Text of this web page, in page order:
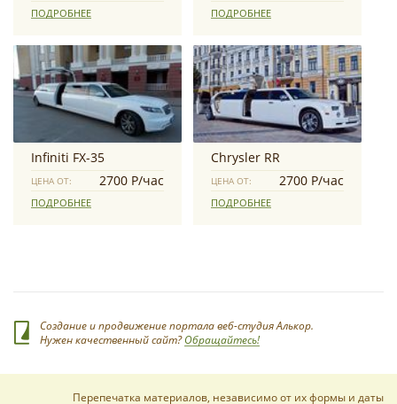
ПОДРОБНЕЕ ПОДРОБНЕЕ
Infiniti FX-35
ЦЕНА ОТ: 2700 Р/час
ПОДРОБНЕЕ
Chrysler RR
ЦЕНА ОТ: 2700 Р/час
ПОДРОБНЕЕ
Создание и продвижение портала веб-студия Алькор.
Нужен качественный сайт?Обращайтесь!
Перепечатка материалов, независимо от их формы и даты